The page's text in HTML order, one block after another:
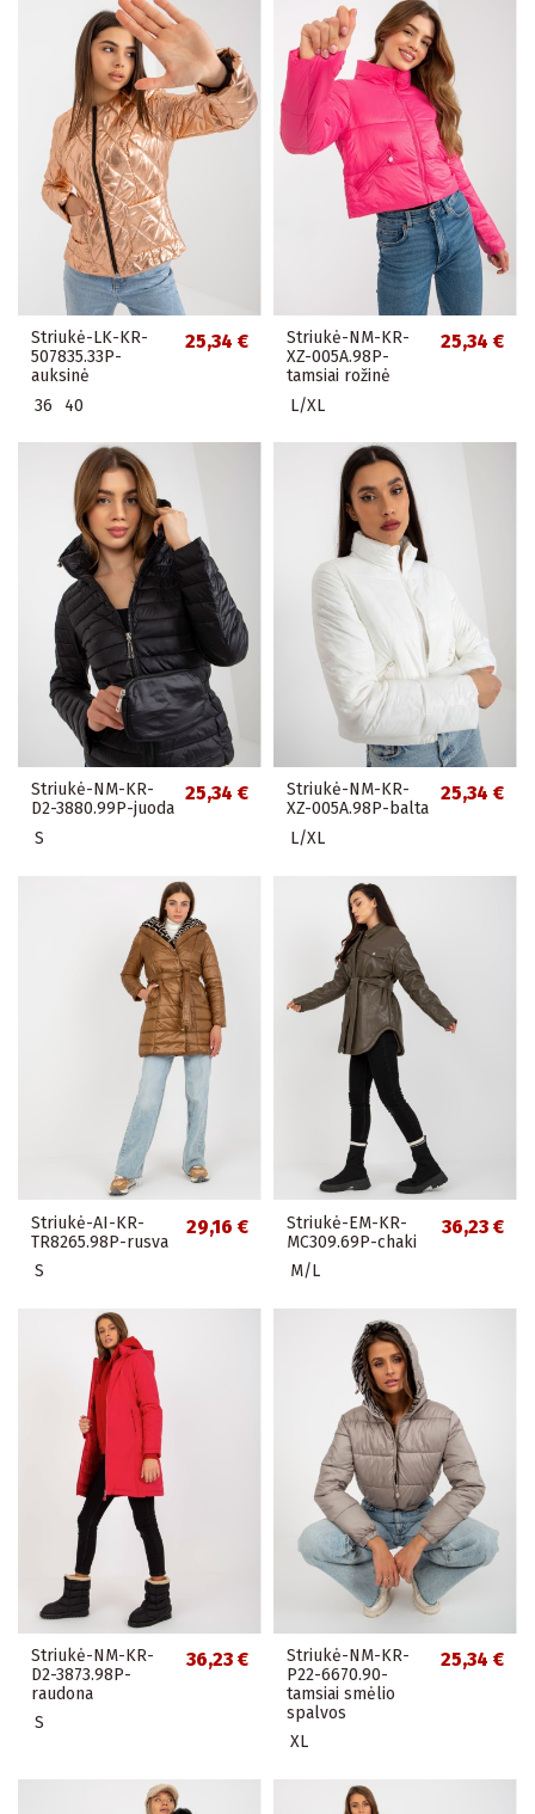
Striukė-LK-KR-
507835.33P-
auksinė
25,34 €
36 40
Striukė-NM-KR-
XZ-005A.98P-
tamsiai rožinė
25,34 €
L/XL
Striukė-NM-KR-
D2-3880.99P-juoda
25,34 €
S
Striukė-NM-KR-
XZ-005A.98P-balta
25,34 €
L/XL
Striukė-AI-KR-
TR8265.98P-rusva
29,16 €
S
Striukė-EM-KR-
MC309.69P-chaki
36,23 €
M/L
Striukė-NM-KR-
D2-3873.98P-
raudona
36,23 €
S
Striukė-NM-KR-
P22-6670.90-
tamsiai smėlio
spalvos
25,34 €
XL